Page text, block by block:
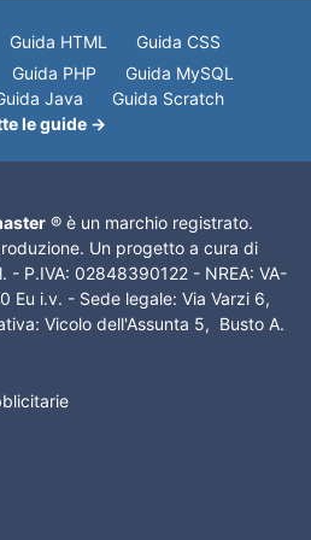
Guida HTML
Guida CSS
Guida PHP
Guida MySQL
Java
Guida Scratch
le guide →
® è un marchio registrato.
Un progetto a cura di
- P.IVA: 02848390122 - NREA: VA-
Eu i.v. - Sede legale: Via Varzi 6,
Vicolo dell'Assunta 5, Busto A.